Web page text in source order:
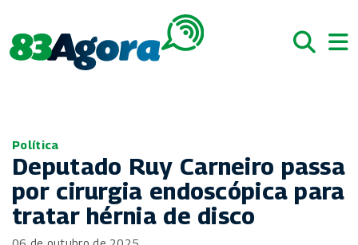
Política
Deputado Ruy Carneiro passa
por cirurgia endoscópica para
tratar hérnia de disco